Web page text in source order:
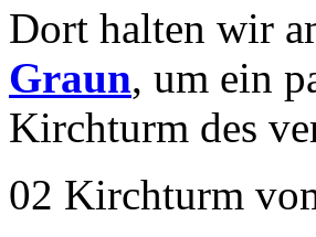
Dort halten wir
Graun, um ein
Kirchturm des
02 Kirchturm